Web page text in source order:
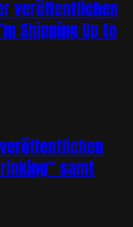
veröffentlichen
Shipping Up to
veröffentlichen
samt